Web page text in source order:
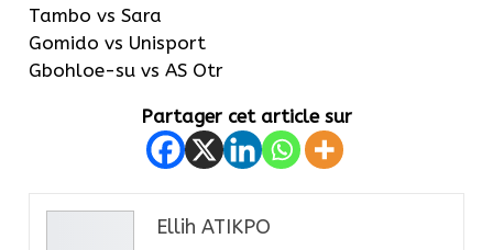
Tambo vs Sara
Gomido vs Unisport
Gbohloe-su vs AS Otr
Partager cet article sur
Ellih ATIKPO